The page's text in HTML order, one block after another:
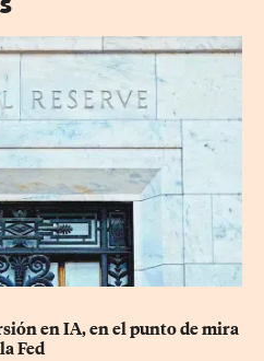
en IA, en el punto de mira
Fed